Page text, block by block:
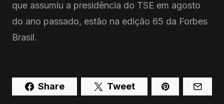
que assumiu a presidência do TSE em agosto
do ano passado, estão na edição 65 da Forbes
Brasil.
Share Tweet